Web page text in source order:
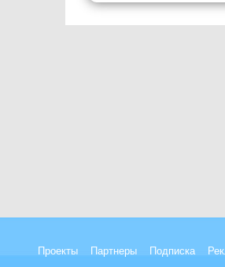
Проекты Партнеры Подписка